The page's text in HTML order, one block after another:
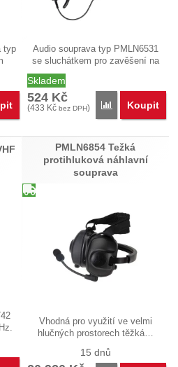
typ
Ultra lehká náhlavní souprava
Audio souprava typ PMLN6531
se sluchátkem pro zavěšení na
Skladem
524 Kč
(433 Kč bez DPH) Přidat
Koupit
PMLN6854 Težká
protihluková náhlavní
souprava
Vhodná pro využití ve velmi
hlučných prostorech těžká…
15 dnů